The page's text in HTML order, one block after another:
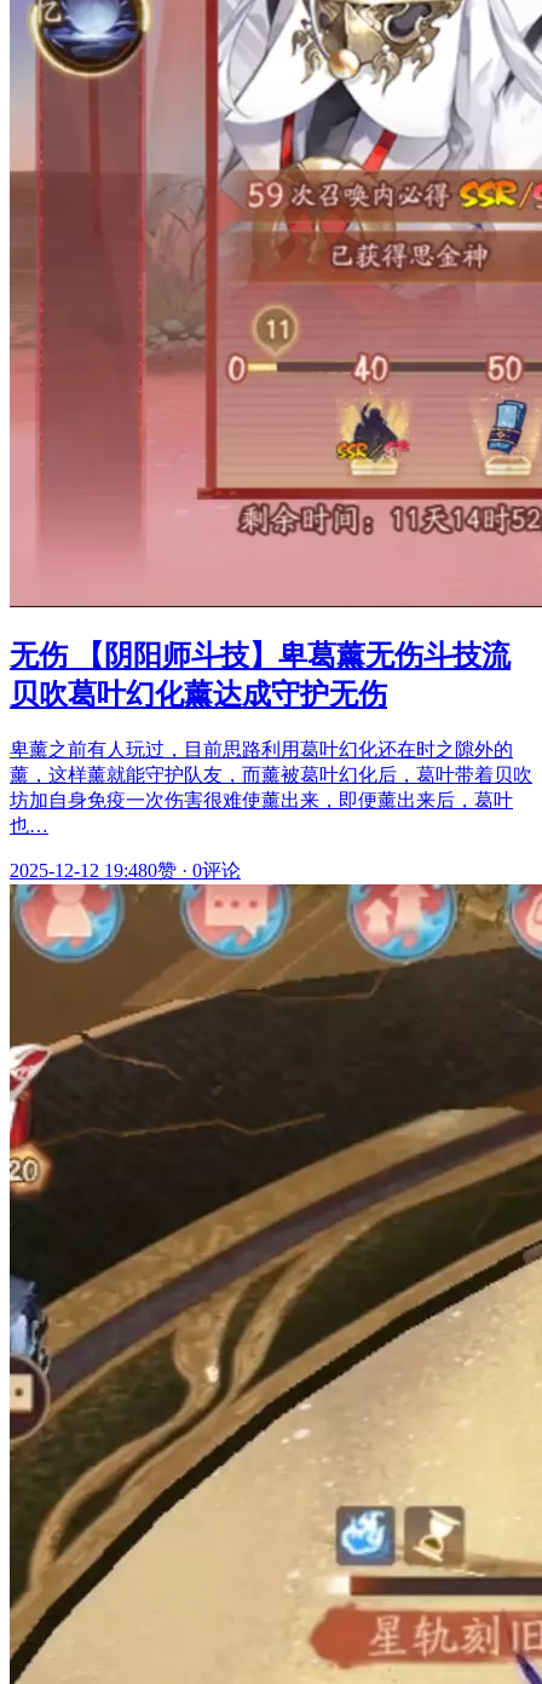
无伤 【阴阳师斗技】卑葛薰无伤斗技流
贝吹葛叶幻化薰达成守护无伤
卑薰之前有人玩过，目前思路利用葛叶幻化还在时之隙外的
薰，这样薰就能守护队友，而薰被葛叶幻化后，葛叶带着贝吹
坊加自身免疫一次伤害很难使薰出来，即便薰出来后，葛叶
也…
2025-12-12 19:480赞 · 0评论